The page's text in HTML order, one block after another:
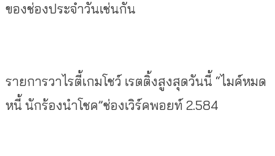
ของช่องประจำวันเช่นกัน
รายการวาไรตี้เกมโชว์ เรตติ้งสูงสุดวันนี้ “ไมค์หมด
หนี้ นักร้องนำโชค”ช่องเวิร์คพอยท์ 2.584